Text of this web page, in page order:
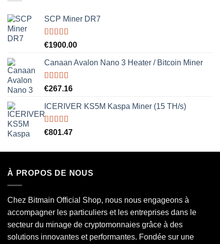
SCP Miner DR7
Rated5.00
€1900.00
Canaan Avalon Nano 3 Heater / Bitcoin Miner
Rated 5.00
€267.16
ICERIVER KS5M Kaspa Miner (15 TH/s)
Rated5.00
€801.47
À PROPOS DE NOUS
Chez Bitmain Official Shop, nous nous engageons à
accompagner les particuliers et les entreprises dans le
secteur du minage de cryptomonnaies grâce à des
solutions innovantes et performantes. Fondée sur une